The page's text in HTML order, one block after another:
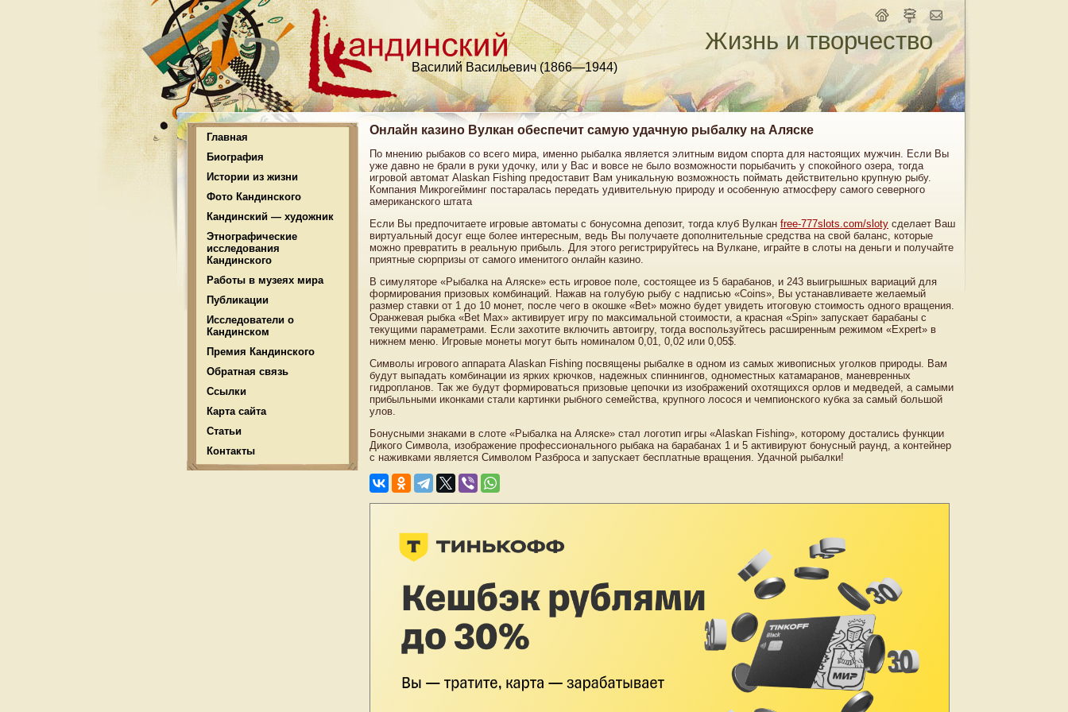
Василий Васильевич (1866—1944)
Жизнь и творчество
Главная
Биография
Истории из жизни
Фото Кандинского
Кандинский — художник
Этнографические
исследования
Кандинского
Работы в музеях мира
Публикации
Исследователи о
Кандинском
Премия Кандинского
Обратная связь
Ссылки
Карта сайта
Статьи
Контакты
Онлайн казино Вулкан обеспечит самую удачную рыбалку на Аляске
По мнению рыбаков со всего мира, именно рыбалка является элитным видом спорта для настоящих мужчин. Если Вы
уже давно не брали в руки удочку, или у Вас и вовсе не было возможности порыбачить у спокойного озера, тогда
игровой автомат Alaskan Fishing предоставит Вам уникальную возможность поймать действительно крупную рыбу.
Компания Микрогейминг постаралась передать удивительную природу и особенную атмосферу самого северного
американского штата
Если Вы предпочитаете игровые автоматы с бонусомна депозит, тогда клуб Вулкан free-777slots.com/sloty сделает Ваш
виртуальный досуг еще более интересным, ведь Вы получаете дополнительные средства на свой баланс, которые
можно превратить в реальную прибыль. Для этого регистрируйтесь на Вулкане, играйте в слоты на деньги и получайте
приятные сюрпризы от самого именитого онлайн казино.
В симуляторе «Рыбалка на Аляске» есть игровое поле, состоящее из 5 барабанов, и 243 выигрышных вариаций для
формирования призовых комбинаций. Нажав на голубую рыбу с надписью «Coins», Вы устанавливаете желаемый
размер ставки от 1 до 10 монет, после чего в окошке «Bet» можно будет увидеть итоговую стоимость одного вращения.
Оранжевая рыбка «Bet Max» активирует игру по максимальной стоимости, а красная «Spin» запускает барабаны с
текущими параметрами. Если захотите включить автоигру, тогда воспользуйтесь расширенным режимом «Expert» в
нижнем меню. Игровые монеты могут быть номиналом 0,01, 0,02 или 0,05$.
Символы игрового аппарата Alaskan Fishing посвящены рыбалке в одном из самых живописных уголков природы. Вам
будут выпадать комбинации из ярких крючков, надежных спиннингов, одноместных катамаранов, маневренных
гидропланов. Так же будут формироваться призовые цепочки из изображений охотящихся орлов и медведей, а самыми
прибыльными иконками стали картинки рыбного семейства, крупного лосося и чемпионского кубка за самый большой
улов.
Бонусными знаками в слоте «Рыбалка на Аляске» стал логотип игры «Alaskan Fishing», которому достались функции
Дикого Символа, изображение профессионального рыбака на барабанах 1 и 5 активируют бонусный раунд, а контейнер
с наживками является Символом Разброса и запускает бесплатные вращения. Удачной рыбалки!